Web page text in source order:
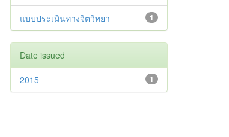
1
แบบประเมินทางจิตวิทยา
Date issued
1
2015